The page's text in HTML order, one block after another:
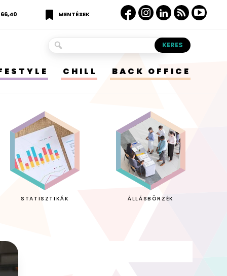
MENTÉSEK
CHILL BACK OFFICE
STATISZTIKÁK ÁLLÁSBÖRZÉK